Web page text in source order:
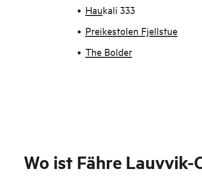
Haukali 333
Preikestolen Fjellstue
The Bolder
Wo ist Fähre Lauvvik-